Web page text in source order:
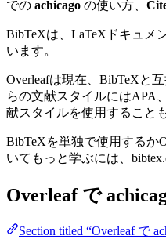
での achicago の使い方、
BibTeXは、LaTeXドキュメ
います。
Overleafは現在、BibTeXと
らの文献スタイルにはAPA
献スタイルを使用すること
BibTeXを単独で使用するか
いてもっと学ぶには、
Overleaf で
Section titled “Overleaf で